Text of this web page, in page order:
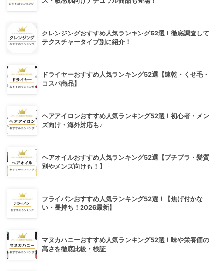
クレンジングおすすめ人気ランキング52選！徹底調査して
テクスチャータイプ別に紹介！
ドライヤーおすすめ人気ランキング52選【速乾・くせ毛・
コスパ商品】
ヘアアイロンおすすめ人気ランキング52選！初心者・メン
ズ向け・海外対応も♪
ヘアオイルおすすめ人気ランキング52選【プチプラ・髪質
別やメンズ向けも！】
フライパンおすすめ人気ランキング52選！【焦げ付かな
い・長持ち！2026最新】
マヌカハニーおすすめ人気ランキング52選！味や栄養価の
高さを徹底比較・検証